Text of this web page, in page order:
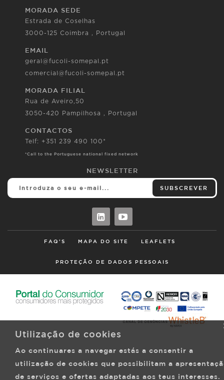
MORADA SEDE
Estrada de Coselhas
3000-125 Coimbra , Portugal
EMAIL
geral@fucoli-somepal.pt
comercial@fucoli-somepal.pt
MORADA FILIAL
Rua de Aveiro,50
3050-420 Pampilhosa , Portugal
CONTACTOS
Telf: +351 239 490 100*
*Call to the Portuguese national fixed network
NEWSLETTER
SUBSCREVER
FAQ'S MAPA DO SITE LEAFLETS
PROTEÇÃO DE DADOS PESSOAIS
Utilização de cookies
Ao continuares a navegar estás a consentir a
utilização de cookies que possibilitam a
de serviços e ofertas adaptadas aos teus interesses.